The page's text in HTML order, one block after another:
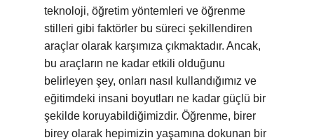
teknoloji, öğretim yöntemleri ve öğrenme
stilleri gibi faktörler bu süreci şekillendiren
araçlar olarak karşımıza çıkmaktadır. Ancak,
bu araçların ne kadar etkili olduğunu
belirleyen şey, onları nasıl kullandığımız ve
eğitimdeki insani boyutları ne kadar güçlü bir
şekilde koruyabildiğimizdir. Öğrenme, birer
birey olarak hepimizin yaşamına dokunan bir